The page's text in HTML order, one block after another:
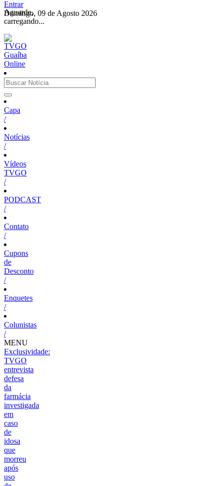
Aguarde,
carregando...
Entrar
Domingo, 09 de Agosto 2026
Capa
/
Notícias
/
Vídeos
TVGO
/
PODCAST
/
Contato
/
Cupons
de
Desconto
/
Enquetes
/
Colunistas
/
MENU
Exclusividade:
TVGO
entrevista
defesa
da
farmácia
investigada
em
caso
de
idosa
que
morreu
após
uso